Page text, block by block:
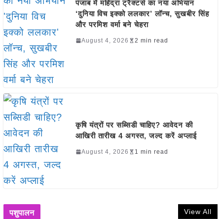
पंजाब में महिंद्रा ट्रैक्टर्स का नया अभियान
‘दुनिया विच इक्को ललकार’ लॉन्च, सुखबीर सिंह
और परमिश वर्मा बने चेहरा
August 4, 2026 2 min read
कृषि यंत्रों पर सब्सिडी चाहिए? आवेदन की
आखिरी तारीख 4 अगस्त, जल्द करें अप्लाई
August 4, 2026 1 min read
पशुपालन View All